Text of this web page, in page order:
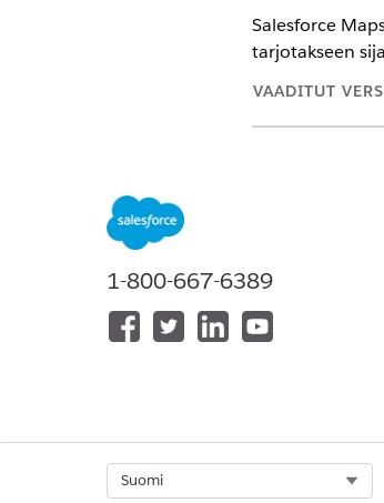
Salesforce
tarjotakseen
VAADITUT
Salesforce
RATKAISIKO
Anna
1-800-667-6389
Suomi